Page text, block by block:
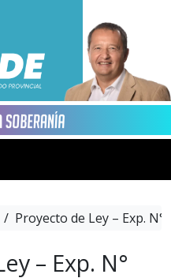
/ Proyecto de Ley – Exp. N°
– Exp. N°